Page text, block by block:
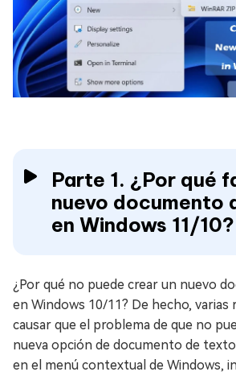
Parte 1. ¿Por qué
nuevo documento
en Windows 11/10?
¿Por qué no puede crear un nuevo
en Windows 10/11? De hecho, varias
causar que el problema de que no
nueva opción de documento de
en el menú contextual de Windows,